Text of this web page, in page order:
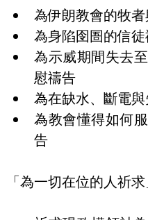
為伊朗教會的牧
為身陷囹圄的信
為示威期間失去
慰禱告
為在缺水、斷電
為教會懂得如何
告
「為一切在位的人祈